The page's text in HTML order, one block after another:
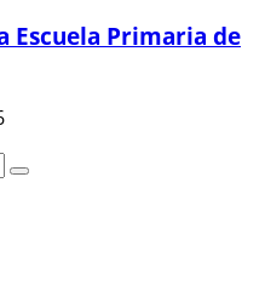
Escuela Primaria de